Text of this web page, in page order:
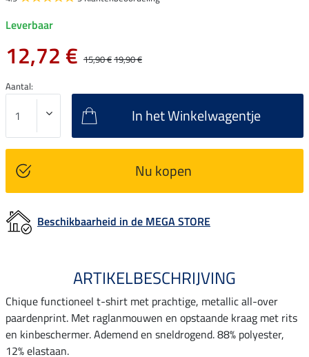
Leverbaar
12,72 € 15,90 €19,90 €
Aantal:
In het Winkelwagentje
Nu kopen
Beschikbaarheid in de MEGA STORE
ARTIKELBESCHRIJVING
Chique functioneel t-shirt met prachtige, metallic all-over
paardenprint. Met raglanmouwen en opstaande kraag met rits
en kinbeschermer. Ademend en sneldrogend. 88% polyester,
12% elastaan.